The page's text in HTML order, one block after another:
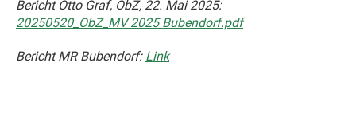
Bericht Otto Graf, ObZ, 22. Mai 2025:
20250520_ObZ_MV 2025 Bubendorf.pdf
Bericht MR Bubendorf: Link